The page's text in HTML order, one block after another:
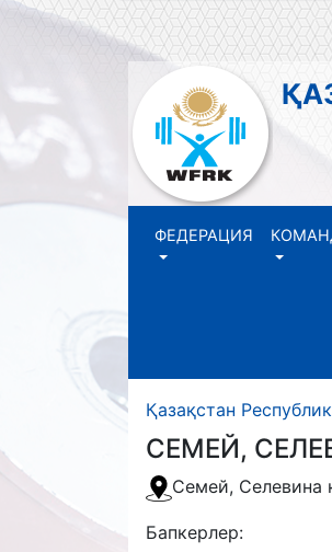
ФЕДЕРАЦИЯ
Қазақстан
СЕМЕЙ,
Семей, Селевина
Бапкерлер: